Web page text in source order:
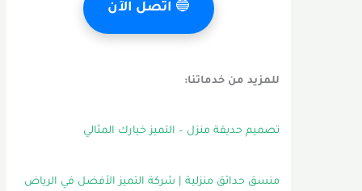
🔵 اتصل الآن
للمزيد من خدماتنا:
تصميم حديقة منزل – التميز خيارك المثالي
منسق حدائق منزلية | شركة التميز الأفضل في الرياض